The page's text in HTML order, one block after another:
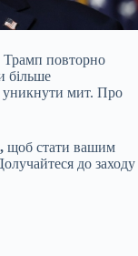
Трамп повторно
більше
уникнути мит. Про
щоб стати вашим
до заходу